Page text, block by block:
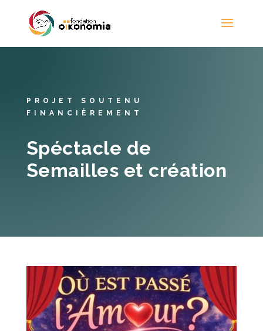
PROJET SOUTENU
FINANCIÈREMENT
Spéctacle de
Semailles et création